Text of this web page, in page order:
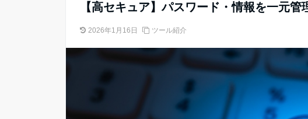
【高セキュア】パスワード・情報を一元管
2026年1月16日 ツール紹介